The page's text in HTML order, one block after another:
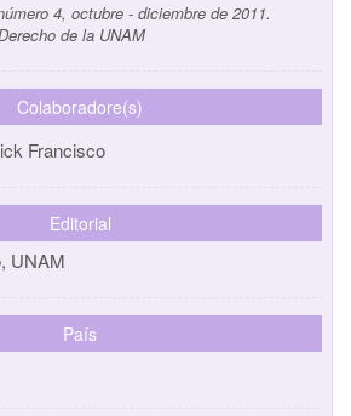
4, octubre - diciembre de 2011.
de la UNAM
Colaboradore(s)
Francisco
Editorial
UNAM
País